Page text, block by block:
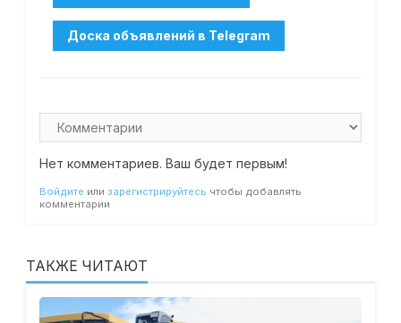
Нет комментариев. Ваш будет первым!
Войдите или зарегистрируйтесь чтобы добавлять
комментарии
ТАКЖЕ ЧИТАЮТ